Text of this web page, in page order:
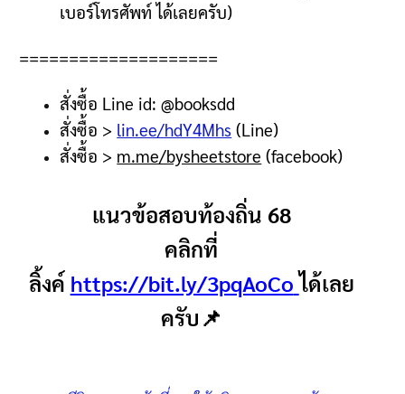
เบอร์โทรศัพท์ ได้เลยครับ)
====================
สั่งซื้อ Line id: @booksdd
สั่งซื้อ > lin.ee/hdY4Mhs (Line)
สั่งซื้อ > m.me/bysheetstore (facebook)
แนวข้อสอบท้องถิ่น 68
คลิกที่
ลิ้งค์ https://bit.ly/3pqAoCo ได้เลย
ครับ📌